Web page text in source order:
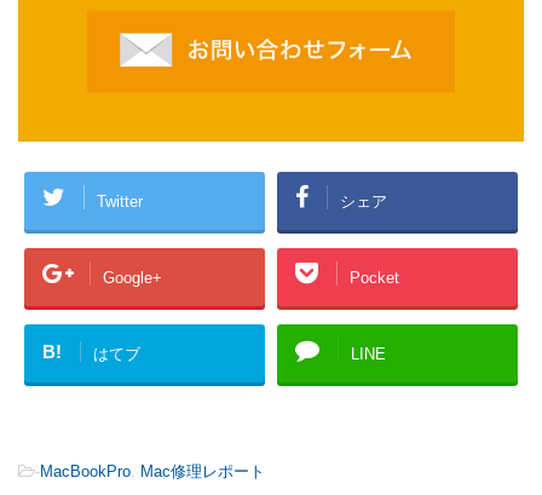
Twitter シェア
Google+ Pocket
B! はてブ LINE
-MacBookPro, Mac修理レポート